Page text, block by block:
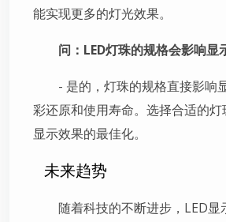
能实现更多的灯光效果。
问：LED灯珠的规格会影响显
- 是的，灯珠的规格直接影响
彩还原和使用寿命。选择合适的
显示效果的最佳化。
未来趋势
随着科技的不断进步，LED显